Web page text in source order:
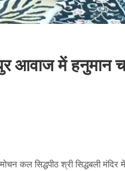
आवाज में हनुमान
कल सिद्धपीठ श्री सिद्धबली